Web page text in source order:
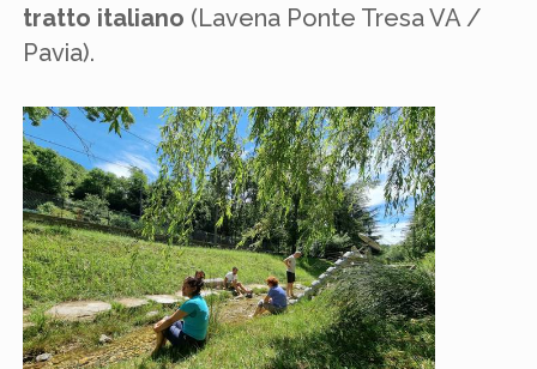
tratto italiano (Lavena Ponte Tresa VA /
Pavia).